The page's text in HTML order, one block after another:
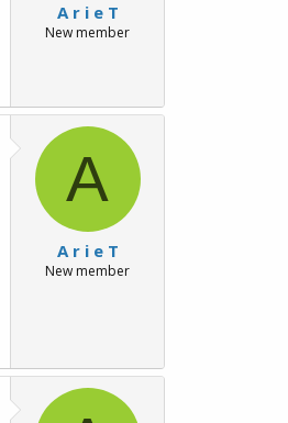
A r i e T
New member
A
A r i e T
New member